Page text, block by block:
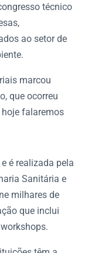
técnico
ao setor de
.
marcou
que ocorreu
hoje falaremos
é realizada pela
Sanitária e
milhares de
que inclui